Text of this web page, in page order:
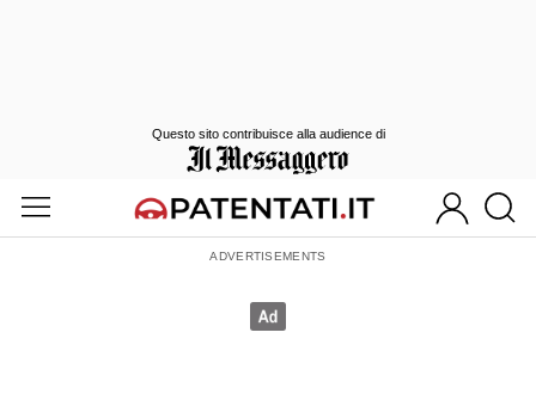
Questo sito contribuisce alla audience di